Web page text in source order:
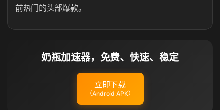
前热门的头部爆款。
奶瓶加速器，免费、快速、稳定
立即下载
（Android APK）